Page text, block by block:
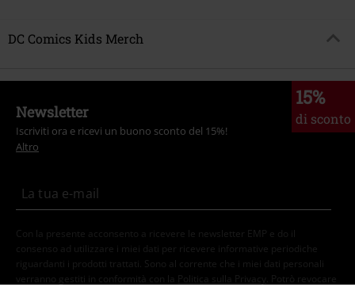
DC Comics Kids Merch
15%
di sconto
Newsletter
Iscriviti ora e ricevi un buono sconto del 15%!
Altro
Con la presente acconsento a ricevere le newsletter EMP e do il
consenso ad utilizzare i miei dati per ricevere informative periodiche
riguardanti i prodotti trattati. Sono al corrente che i miei dati personali
verranno gestiti in conformità con la
Politica sulla Privacy
. Potrò revocare